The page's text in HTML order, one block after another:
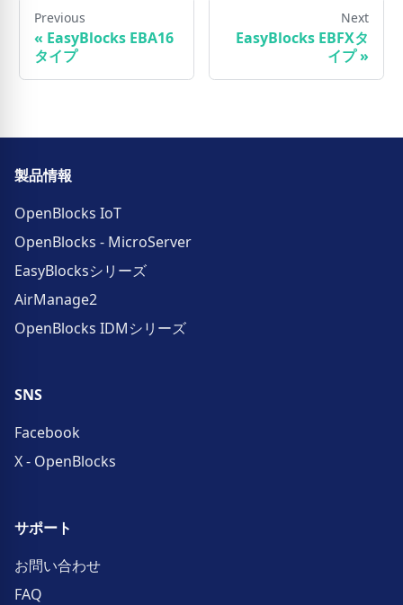
Previous
« EasyBlocks EBA16
タイプ
Next
EasyBlocks EBFXタ
イプ»
製品情報
OpenBlocks IoT
OpenBlocks - MicroServer
EasyBlocksシリーズ
AirManage2
OpenBlocks IDMシリーズ
SNS
Facebook
X - OpenBlocks
サポート
お問い合わせ
FAQ